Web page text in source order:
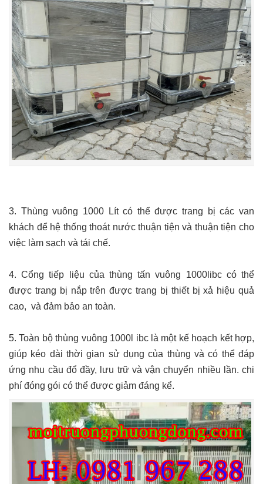
3. Thùng vuông 1000Lít có thể được trang bị các van
khách để hệ thống thoát nước thuận tiện và thuận tiện cho
việc làm sạch và tái chế.
4. Cổng tiếp liệu của thùng tấn vuông 1000libc có thể
được trang bị nắp trên được trang bị thiết bị xả hiệu quả
cao, và đảm bảo an toàn.
5. Toàn bộ thùng vuông 1000l ibc là một kế hoạch kết hợp,
giúp kéo dài thời gian sử dụng của thùng và có thể đáp
ứng nhu cầu đổ đầy, lưu trữ và vận chuyển nhiều lần. chi
phí đóng gói có thể được giảm đáng kể.